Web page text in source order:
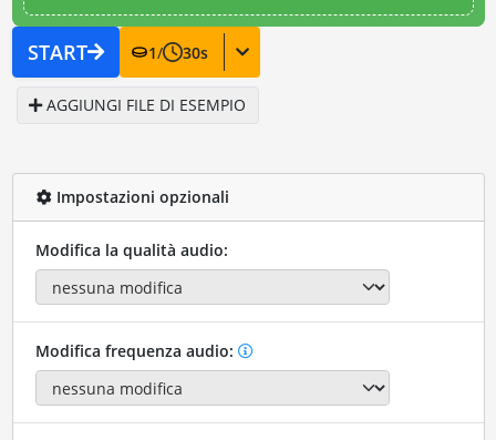
START 1/ 30s
AGGIUNGI FILE DI ESEMPIO
Impostazioni opzionali
Modifica la qualità audio:
Modifica frequenza audio: